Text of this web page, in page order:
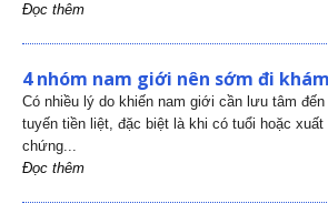
Đọc thêm
4 nhóm nam giới nên sớm đi
Có nhiều lý do khiến nam giới cần lưu tâm
tuyến tiền liệt, đặc biệt là khi có tuổi hoặc xuất
chứng...
Đọc thêm